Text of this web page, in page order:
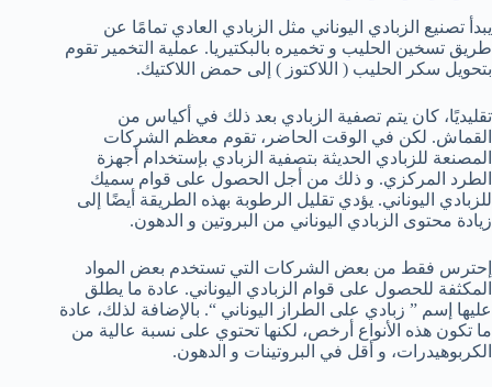
يبدأ تصنيع الزبادي اليوناني مثل الزبادي العادي تمامًا عن
طريق تسخين الحليب و تخميره بالبكتيريا. عملية التخمير تقوم
بتحويل سكر الحليب ( اللاكتوز ) إلى حمض اللاكتيك.
تقليديًا، كان يتم تصفية الزبادي بعد ذلك في أكياس من
القماش. لكن في الوقت الحاضر، تقوم معظم الشركات
المصنعة للزبادي الحديثة بتصفية الزبادي بإستخدام أجهزة
الطرد المركزي. و ذلك من أجل الحصول على قوام سميك
للزبادي اليوناني. يؤدي تقليل الرطوبة بهذه الطريقة أيضًا إلى
زيادة محتوى الزبادي اليوناني من البروتين و الدهون.
إحترس فقط من بعض الشركات التي تستخدم بعض المواد
المكثفة للحصول على قوام الزبادي اليوناني. عادة ما يطلق
عليها إسم ” زبادي على الطراز اليوناني “. بالإضافة لذلك، عادة
ما تكون هذه الأنواع أرخص، لكنها تحتوي على نسبة عالية من
الكربوهيدرات، و أقل في البروتينات و الدهون.